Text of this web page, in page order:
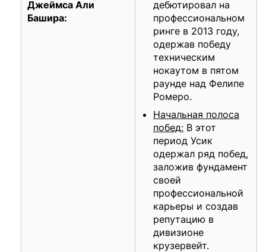
Джеймса Али
Башира:
дебютировал на
профессиональном
ринге в 2013 году,
одержав победу
техническим
нокаутом в пятом
раунде над Фелипе
Ромеро.
Начальная полоса
побед: В этот
период Усик
одержал ряд побед,
заложив фундамент
своей
профессиональной
карьеры и создав
репутацию в
дивизионе
крузервейт.